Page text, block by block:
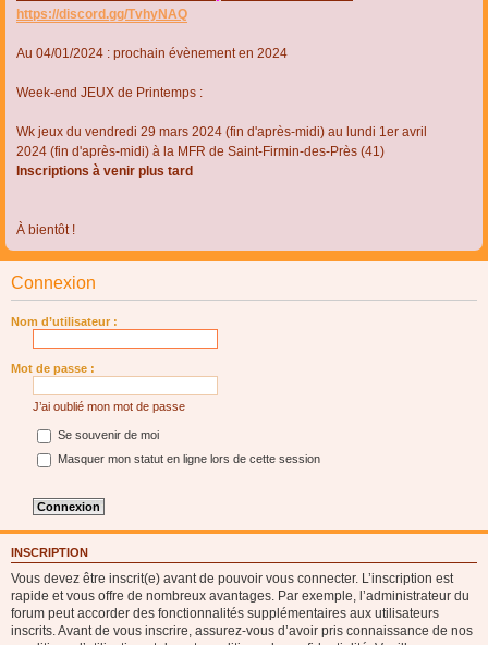
https://discord.gg/TvhyNAQ
Au 04/01/2024 : prochain évènement en 2024
Week-end JEUX de Printemps :
Wk jeux du vendredi 29 mars 2024 (fin d'après-midi) au lundi 1er avril
2024 (fin d'après-midi) à la MFR de Saint-Firmin-des-Près (41)
Inscriptions à venir plus tard
À bientôt !
Connexion
Nom d’utilisateur :
Mot de passe :
J’ai oublié mon mot de passe
Se souvenir de moi
Masquer mon statut en ligne lors de cette session
INSCRIPTION
Vous devez être inscrit(e) avant de pouvoir vous connecter. L’inscription est
rapide et vous offre de nombreux avantages. Par exemple, l’administrateur du
forum peut accorder des fonctionnalités supplémentaires aux utilisateurs
inscrits. Avant de vous inscrire, assurez-vous d’avoir pris connaissance de nos